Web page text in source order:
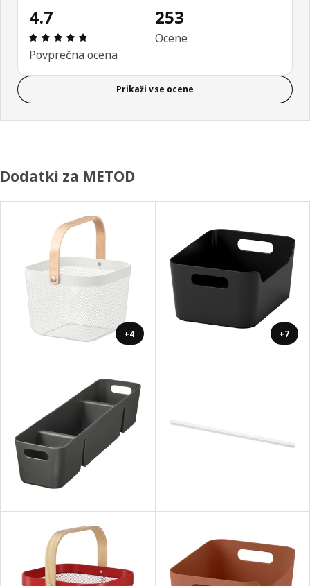
4.7
Ocena in komentar: 4.7 od skupno 5 zvezdic.
Povprečna ocena
253
Ocene
Prikaži vse ocene
Dodatki za METOD
+4 +7